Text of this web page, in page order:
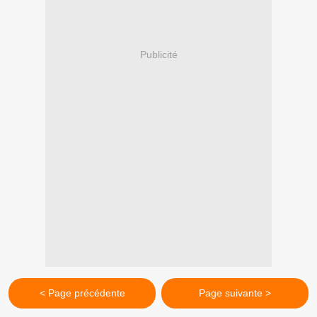
Publicité
< Page précédente Page suivante >